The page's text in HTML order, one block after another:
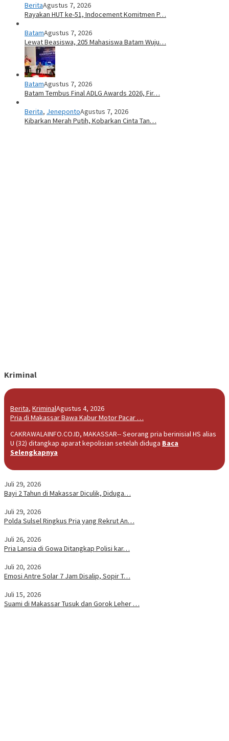
BeritaAgustus 7, 2026
Rayakan HUT ke-51, Indocement Komitmen P…
BatamAgustus 7, 2026
Lewat Beasiswa, 205 Mahasiswa Batam Wuju…
BatamAgustus 7, 2026
Batam Tembus Final ADLG Awards 2026, Fir…
Berita, JenepontoAgustus 7, 2026
Kibarkan Merah Putih, Kobarkan Cinta Tan…
Kriminal
Berita, KriminalAgustus 4, 2026
Pria di Makassar Bawa Kabur Motor Pacar …
CAKRAWALAINFO.CO.ID, MAKASSAR-- Seorang pria berinisial HS alias
U (32) ditangkap aparat kepolisian setelah diduga Baca
Selengkapnya
Juli 29, 2026
Bayi 2 Tahun di Makassar Diculik, Diduga…
Juli 29, 2026
Polda Sulsel Ringkus Pria yang Rekrut An…
Juli 26, 2026
Pria Lansia di Gowa Ditangkap Polisi kar…
Juli 20, 2026
Emosi Antre Solar 7 Jam Disalip, Sopir T…
Juli 15, 2026
Suami di Makassar Tusuk dan Gorok Leher …